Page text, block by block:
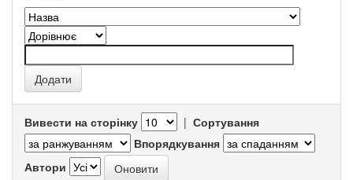
Вивести на сторінку | Сортування
Впорядкування
Автори